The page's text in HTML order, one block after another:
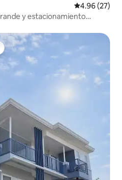
Calificación
4.96 (27)
y estacionamiento